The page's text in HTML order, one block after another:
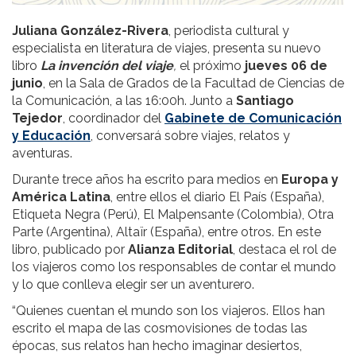
Juliana González-Rivera, periodista cultural y
especialista en literatura de viajes, presenta su nuevo
libro La invención del viaje, el próximo jueves 06 de
junio, en la Sala de Grados de la Facultad de Ciencias de
la Comunicación, a las 16:00h. Junto a Santiago
Tejedor, coordinador del Gabinete de Comunicación
y Educación, conversará sobre viajes, relatos y
aventuras.
Durante trece años ha escrito para medios en Europa y
América Latina, entre ellos el diario El País (España),
Etiqueta Negra (Perú), El Malpensante (Colombia), Otra
Parte (Argentina), Altaïr (España), entre otros. En este
libro, publicado por Alianza Editorial, destaca el rol de
los viajeros como los responsables de contar el mundo
y lo que conlleva elegir ser un aventurero.
“Quienes cuentan el mundo son los viajeros. Ellos han
escrito el mapa de las cosmovisiones de todas las
épocas, sus relatos han hecho imaginar desiertos,